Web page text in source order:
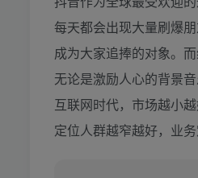
每天都会出现大量刷爆
成为大家追捧的对象。
无论是激励人心的背景
互联网时代，市场越小越
定位人群越窄越好，业